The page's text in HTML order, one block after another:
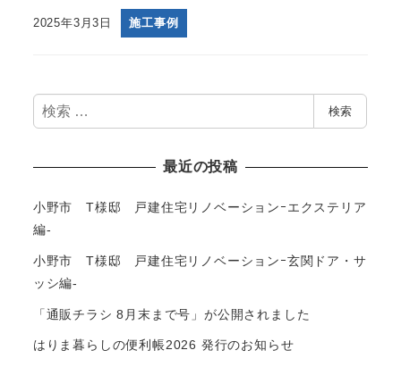
2025年3月3日 施工事例
検
索
検索
最近の投稿
小野市 T様邸 戸建住宅リノベーションｰエクステリア
編-
小野市 T様邸 戸建住宅リノベーションｰ玄関ドア・サ
ッシ編-
「通販チラシ 8月末まで号」が公開されました
はりま暮らしの便利帳2026 発行のお知らせ